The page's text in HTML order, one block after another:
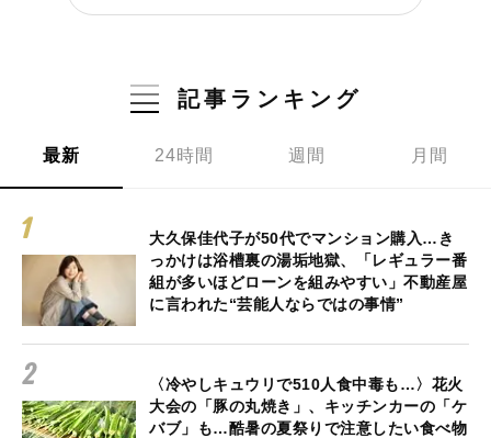
記事ランキング
最新 24時間 週間 月間
大久保佳代子が50代でマンション購入…き
っかけは浴槽裏の湯垢地獄、「レギュラー番
組が多いほどローンを組みやすい」不動産屋
に言われた“芸能人ならではの事情”
〈冷やしキュウリで510人食中毒も…〉花火
大会の「豚の丸焼き」、キッチンカーの「ケ
バブ」も…酷暑の夏祭りで注意したい食べ物